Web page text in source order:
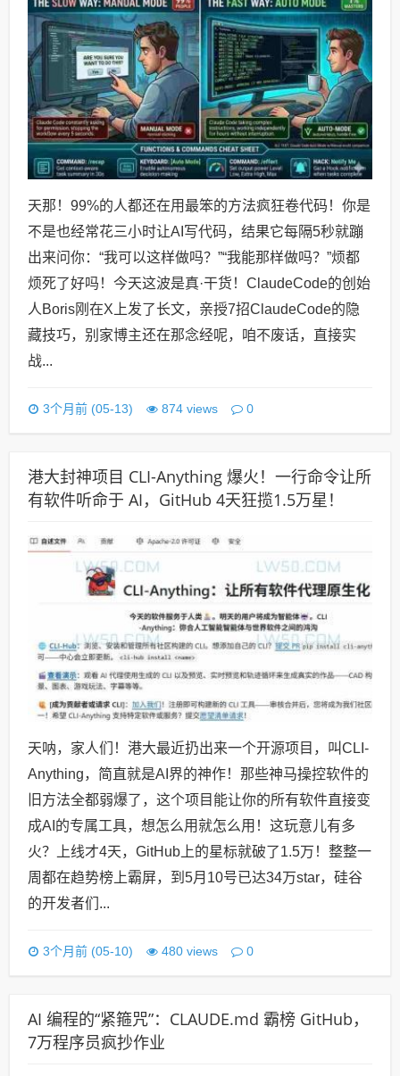
天那！99%的人都还在用最笨的方法疯狂卷代码！你是
不是也经常花三小时让AI写代码，结果它每隔5秒就蹦
出来问你：“我可以这样做吗？”“我能那样做吗？”烦都
烦死了好吗！今天这波是真·干货！ClaudeCode的创始
人Boris刚在X上发了长文，亲授7招ClaudeCode的隐
藏技巧，别家博主还在那念经呢，咱不废话，直接实
战...
3个月前 (05-13) 874 views 0
港大封神项目 CLI-Anything 爆火！一行命令让所
有软件听命于 AI，GitHub 4天狂揽1.5万星！
天呐，家人们！港大最近扔出来一个开源项目，叫CLI-
Anything，简直就是AI界的神作！那些神马操控软件的
旧方法全都弱爆了，这个项目能让你的所有软件直接变
成AI的专属工具，想怎么用就怎么用！这玩意儿有多
火？上线才4天，GitHub上的星标就破了1.5万！整整一
周都在趋势榜上霸屏，到5月10号已达34万star，硅谷
的开发者们...
3个月前 (05-10) 480 views 0
AI 编程的“紧箍咒”：CLAUDE.md 霸榜 GitHub，
7万程序员疯抄作业